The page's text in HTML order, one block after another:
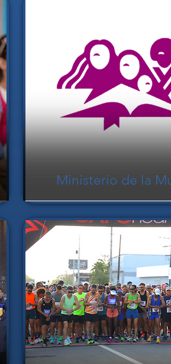
Ministerio de la